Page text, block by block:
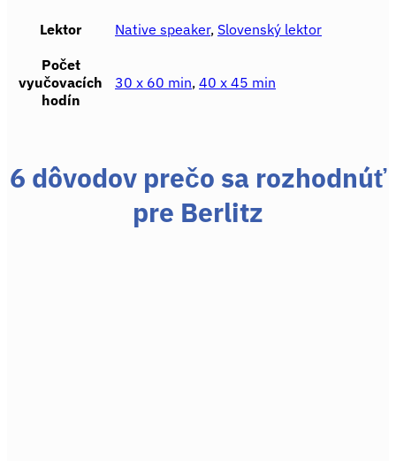
Lektor Native speaker, Slovenský lektor
Počet
vyučovacích
hodín
30 x 60 min, 40 x 45 min
6 dôvodov prečo sa rozhodnúť
pre Berlitz